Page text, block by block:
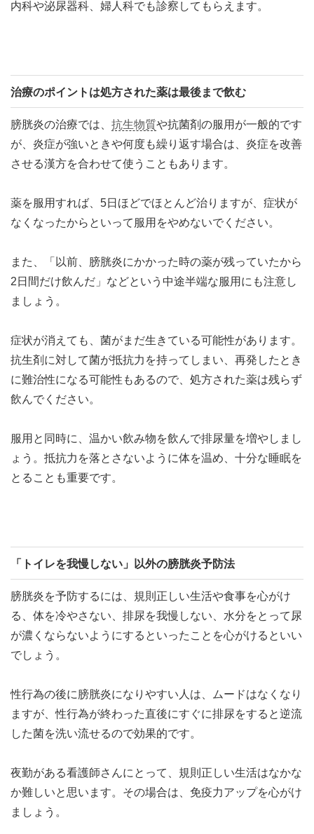
内科や泌尿器科、婦人科でも診察してもらえます。
治療のポイントは処方された薬は最後まで飲む
膀胱炎の治療では、 抗生物質や抗菌剤の服用が一般的です
が、炎症が強いときや何度も繰り返す場合は、炎症を改善
させる漢方を合わせて使うこともあります。
薬を服用すれば、5日ほどでほとんど治りますが、症状が
なくなったからといって服用をやめないでください。
また、「以前、膀胱炎にかかった時の薬が残っていたから
2日間だけ飲んだ」などという中途半端な服用にも注意し
ましょう。
症状が消えても、菌がまだ生きている可能性があります。
抗生剤に対して菌が抵抗力を持ってしまい、再発したとき
に難治性になる可能性もあるので、処方された薬は残らず
飲んでください。
服用と同時に、温かい飲み物を飲んで排尿量を増やしまし
ょう。抵抗力を落とさないように体を温め、十分な睡眠を
とることも重要です。
「トイレを我慢しない」以外の膀胱炎予防法
膀胱炎を予防するには、規則正しい生活や食事を心がけ
る、体を冷やさない、排尿を我慢しない、水分をとって尿
が濃くならないようにするといったことを心がけるといい
でしょう。
性行為の後に膀胱炎になりやすい人は、ムードはなくなり
ますが、性行為が終わった直後にすぐに排尿をすると逆流
した菌を洗い流せるので効果的です。
夜勤がある看護師さんにとって、規則正しい生活はなかな
か難しいと思います。その場合は、免疫力アップを心がけ
ましょう。